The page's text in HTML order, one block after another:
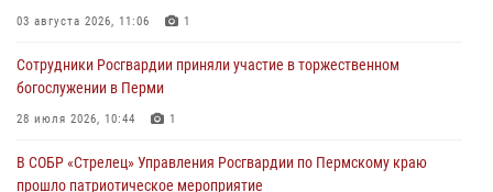
Росгвардейцы оказали силовую поддержку при задержании
28 июля 2026, 06:15
03 августа 2026, 11:06 1
Сотрудники Росгвардии приняли участие в торжественном
богослужении в Перми
28 июля 2026, 10:44 1
В СОБР «Стрелец» Управления Росгвардии по Пермскому краю
прошло патриотическое мероприятие